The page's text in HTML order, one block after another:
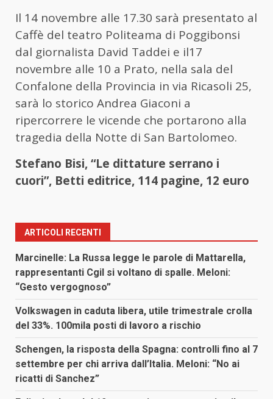
Il 14 novembre alle 17.30 sarà presentato al
Caffè del teatro Politeama di Poggibonsi
dal giornalista David Taddei e il17
novembre alle 10 a Prato, nella sala del
Confalone della Provincia in via Ricasoli 25,
sarà lo storico Andrea Giaconi a
ripercorrere le vicende che portarono alla
tragedia della Notte di San Bartolomeo.
Stefano Bisi, “Le dittature serrano i
cuori”, Betti editrice, 114 pagine, 12 euro
ARTICOLI RECENTI
Marcinelle: La Russa legge le parole di Mattarella,
rappresentanti Cgil si voltano di spalle. Meloni:
“Gesto vergognoso”
Volkswagen in caduta libera, utile trimestrale crolla
del 33%. 100mila posti di lavoro a rischio
Schengen, la risposta della Spagna: controlli fino al 7
settembre per chi arriva dall’Italia. Meloni: “No ai
ricatti di Sanchez”